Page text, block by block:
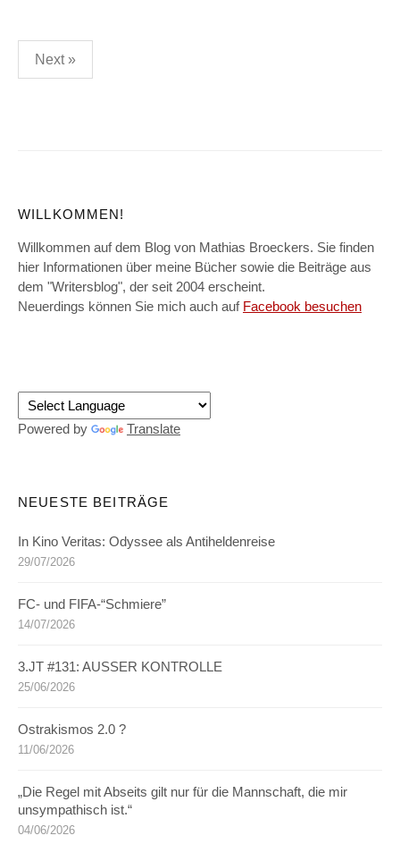
Posts
pagination
Next »
WILLKOMMEN!
Willkommen auf dem Blog von Mathias Broeckers. Sie finden
hier Informationen über meine Bücher sowie die Beiträge aus
dem "Writersblog", der seit 2004 erscheint.
Neuerdings können Sie mich auch auf Facebook besuchen
Powered by Translate
NEUESTE BEITRÄGE
In Kino Veritas: Odyssee als Antiheldenreise
29/07/2026
FC- und FIFA-“Schmiere”
14/07/2026
3.JT #131: AUSSER KONTROLLE
25/06/2026
Ostrakismos 2.0 ?
11/06/2026
„Die Regel mit Abseits gilt nur für die Mannschaft, die mir
unsympathisch ist.“
04/06/2026